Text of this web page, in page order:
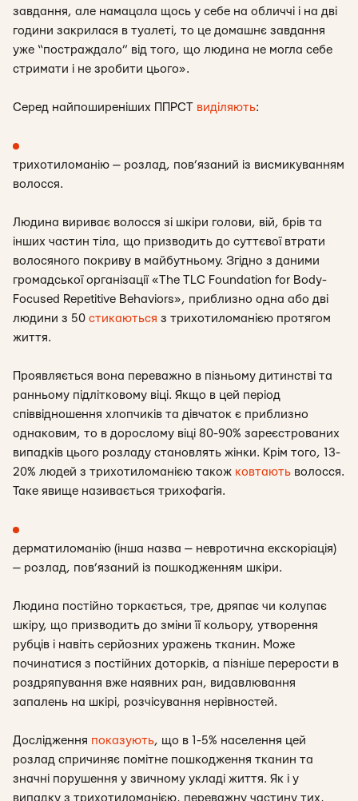
завдання, але намацала щось у себе на обличчі і на дві
години закрилася в туалеті, то це домашнє завдання
уже “постраждало” від того, що людина не могла себе
стримати і не зробити цього».
Серед найпоширеніших ППРСТ виділяють:
трихотиломанію — розлад, пов’язаний із висмикуванням
волосся.
Людина вириває волосся зі шкіри голови, вій, брів та
інших частин тіла, що призводить до суттєвої втрати
волосяного покриву в майбутньому. Згідно з даними
громадської організації «The TLC Foundation for Body-
Focused Repetitive Behaviors», приблизно одна або дві
людини з 50 стикаються з трихотиломанією протягом
життя.
Проявляється вона переважно в пізньому дитинстві та
ранньому підлітковому віці. Якщо в цей період
співвідношення хлопчиків та дівчаток є приблизно
однаковим, то в дорослому віці 80-90% зареєстрованих
випадків цього розладу становлять жінки. Крім того, 1 3-
20% людей з трихотиломанією також ковтають волосся.
Таке явище називається трихофагія.
дерматиломанію (інша назва — невротична екскоріація)
— розлад, пов’язаний із пошкодженням шкіри.
Людина постійно торкається, тре, дряпає чи колупає
шкіру, що призводить до зміни її кольору, утворення
рубців і навіть серйозних уражень тканин. Може
починатися з постійних доторків, а пізніше перерости в
роздряпування вже наявних ран, видавлювання
запалень на шкірі, розчісування нерівностей.
Дослідження показують, що в 1-5% населення цей
розлад спричиняє помітне пошкодження тканин та
значні порушення у звичному укладі життя. Як і у
випадку з трихотиломанією, переважну частину тих,